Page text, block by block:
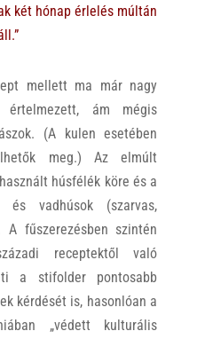
két hónap érlelés múltán
mellett ma már nagy
értelmezett, ám mégis
(A kulen esetében
meg.) Az elmúlt
húsfélék köre és a
vadhúsok (szarvas,
fűszerezésben szintén
receptektől való
a stifolder pontosabb
kérdését is, hasonlóan a
„védett kulturális